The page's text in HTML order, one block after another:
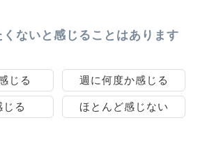
くないと感じることはあります
じる 週に何度か感じる
じる ほとんど感じない